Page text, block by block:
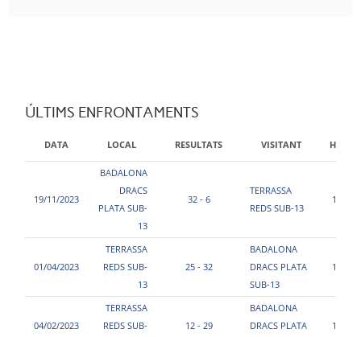
ÚLTIMS ENFRONTAMENTS
DATA LOCAL RESULTATS VISITANT HORA
19/11/2023
BADALONA
DRACS
PLATA SUB-
13
32 - 6
TERRASSA
REDS SUB-13
17:20
01/04/2023
TERRASSA
REDS SUB-
13
25 - 32
BADALONA
DRACS PLATA
SUB-13
14:10
04/02/2023
TERRASSA
REDS SUB-
12 - 29
BADALONA
DRACS PLATA
16:25